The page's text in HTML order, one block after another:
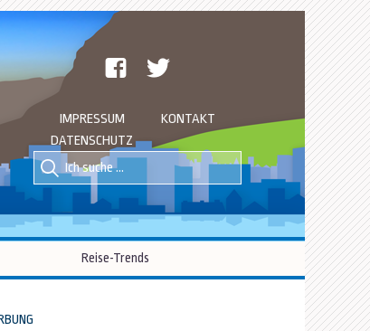
facebook
IMPRESSUM
KONTAKT
DATENSCHUTZ
Suche
nach::
Suche
nach:
Reise-Trends